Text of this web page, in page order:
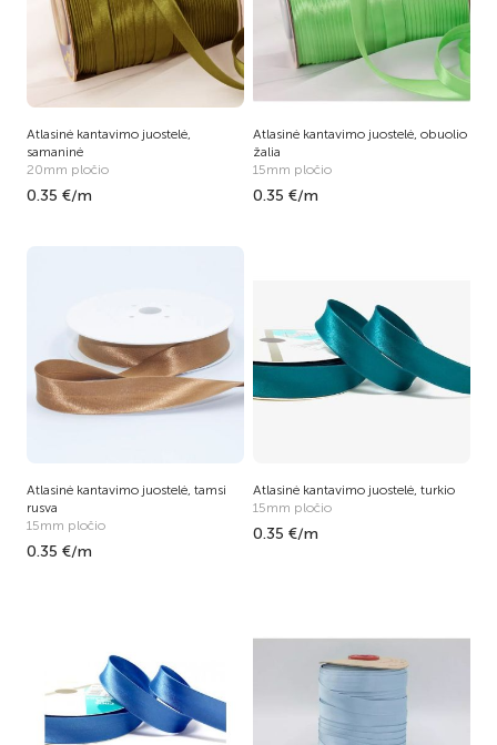
Atlasinė kantavimo juostelė,
samaninė
20mm pločio
0.35 €/m
Atlasinė kantavimo juostelė, obuolio
žalia
15mm pločio
0.35 €/m
Atlasinė kantavimo juostelė, tamsi
rusva
15mm pločio
0.35 €/m
Atlasinė kantavimo juostelė, turkio
15mm pločio
0.35 €/m